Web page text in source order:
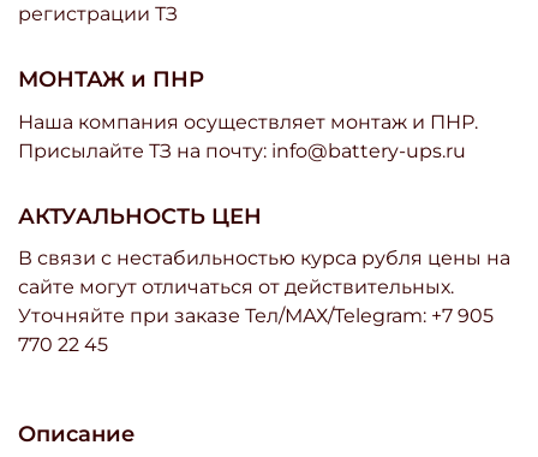
Описание
регистрации ТЗ
МОНТАЖ и ПНР
Наша компания осуществляет монтаж и ПНР.
Присылайте ТЗ на почту: info@battery-ups.ru
АКТУАЛЬНОСТЬ ЦЕН
В связи с нестабильностью курса рубля цены на
сайте могут отличаться от действительных.
Уточняйте при заказе Тел/МАХ/Telegram: +7 905
770 22 45